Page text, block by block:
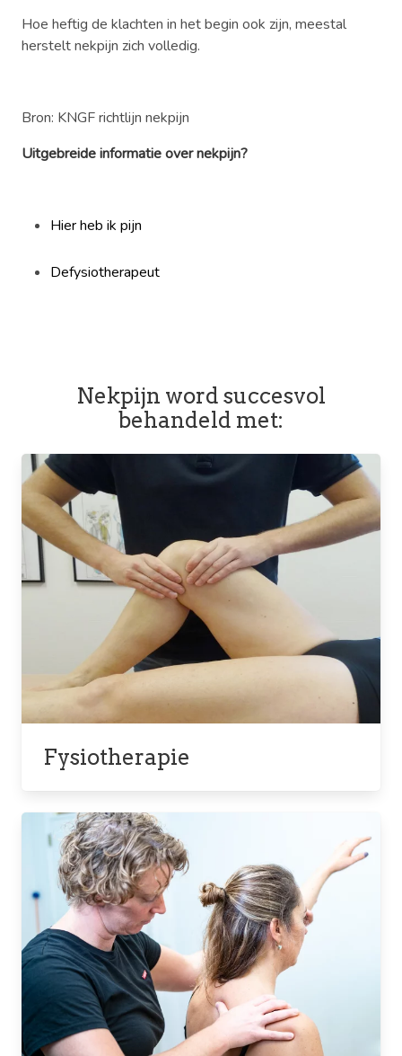
Hoe heftig de klachten in het begin ook zijn, meestal
herstelt nekpijn zich volledig.
Bron: KNGF richtlijn nekpijn
Uitgebreide informatie over nekpijn?
Hier heb ik pijn
Defysiotherapeut
Nekpijn word succesvol
behandeld met:
Fysiotherapie